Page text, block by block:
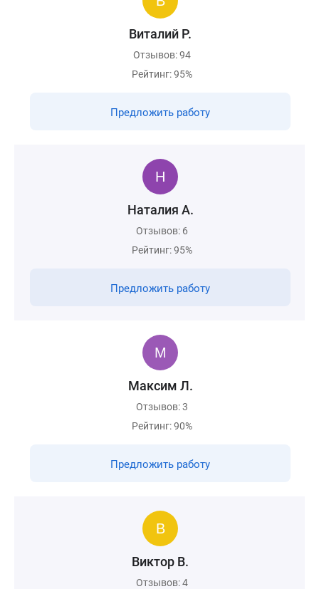
Виталий Р.
Отзывов: 94
Рейтинг: 95%
Предложить работу
Наталия А.
Отзывов: 6
Рейтинг: 95%
Предложить работу
Максим Л.
Отзывов: 3
Рейтинг: 90%
Предложить работу
Виктор В.
Отзывов: 4